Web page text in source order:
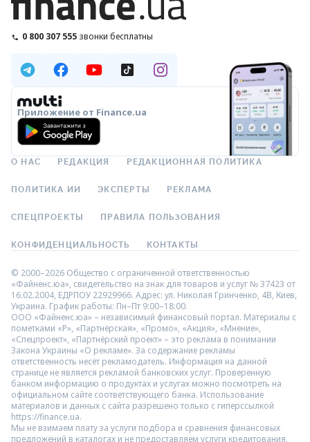
0 800 307 555 звонки бесплатны
Приложение от Finance.ua
О НАС РЕДАКЦИЯ РЕДАКЦИОННАЯ ПОЛИТИКА
ПОЛИТИКА ИИ ЭКСПЕРТЫ РЕКЛАМА
СПЕЦПРОЕКТЫ ПРАВИЛА ПОЛЬЗОВАНИЯ
КОНФИДЕНЦИАЛЬНОСТЬ КОНТАКТЫ
© 2000–2026 Общество с ограниченной ответственностью
«Файненс.юа», свидетельство на знак для товаров и услуг № 37423 от
16.02.2004, ЕДРПОУ 22929966. Адрес: ул. Николая Гринченко, 4В, Киев,
Украина. График работы: Пн–Пт 9:00–18:00.
ООО «Файненс.юа» – независимый финансовый портал. Материалы с
пометками «Р», «Партнёрская», «Промо», «Акция», «Мнение»,
«Спецпроект», «Партнёрский проект» – это реклама в понимании
Закона Украины «О рекламе». За содержание рекламы
ответственность несёт рекламодатель. Информация на данной
странице не является рекламой банковских услуг. Проверенную
банком информацию о продуктах и услугах можно посмотреть на
официальном сайте соответствующего банка. Использование
материалов и данных с сайта разрешено только с гиперссылкой
https://finance.ua.
Мы не взимаем плату за услуги подбора и сравнения финансовых
предложений в каталогах и не предоставляем услуги кредитования,